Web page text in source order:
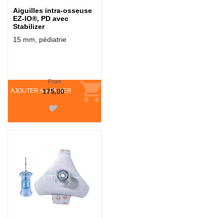
Aiguilles intra-osseuse
EZ-IO®, PD avec
Stabilizer
15 mm, pédiatrie
AJOUTER AU PANIER
From
175,00